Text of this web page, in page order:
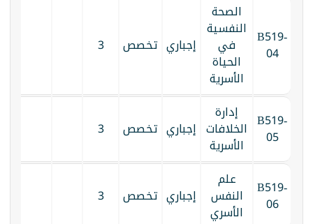
B519-
04
الصحة
النفسية
في
الحياة
الأسرية
إجباري تخصص 3
B519-
05
إدارة
الخلافات
الأسرية
إجباري تخصص 3
B519-
06
علم
النفس
الأسري
إجباري تخصص 3